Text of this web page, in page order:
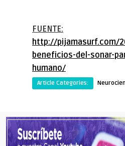
FUENTE:
http://pijamasurf.com/
beneficios-del-sonar-
humano/
Article Categories: